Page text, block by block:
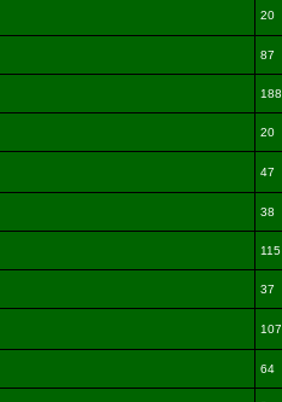
20
87
188
20
47
38
115
37
107
64